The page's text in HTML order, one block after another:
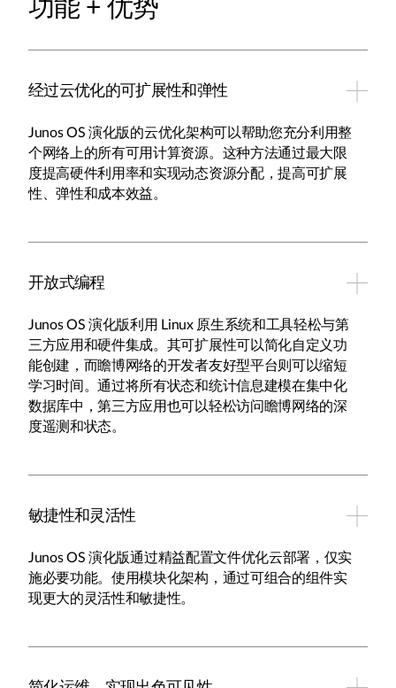
功能 + 优势
经过云优化的可扩展性和弹性
Junos OS 演化版的云优化架构可以帮助您充分利用整
个网络上的所有可用计算资源。这种方法通过最大限
度提高硬件利用率和实现动态资源分配，提高可扩展
性、弹性和成本效益。
开放式编程
Junos OS 演化版利用 Linux 原生系统和工具轻松与第
三方应用和硬件集成。其可扩展性可以简化自定义功
能创建，而瞻博网络的开发者友好型平台则可以缩短
学习时间。通过将所有状态和统计信息建模在集中化
数据库中，第三方应用也可以轻松访问瞻博网络的深
度遥测和状态。
敏捷性和灵活性
Junos OS 演化版通过精益配置文件优化云部署，仅实
施必要功能。使用模块化架构，通过可组合的组件实
现更大的灵活性和敏捷性。